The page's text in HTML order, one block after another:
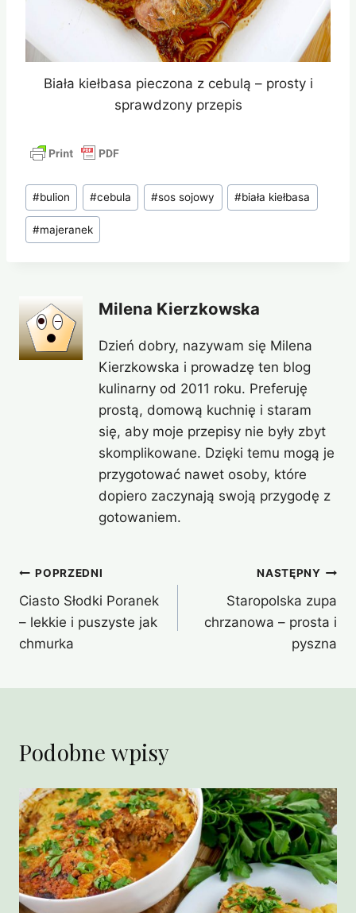
Biała kiełbasa pieczona z cebulą – prosty i
sprawdzony przepis
Tagi
wpisu:
#bulion #cebula #sos sojowy #biała kiełbasa
#majeranek
Milena Kierzkowska
Dzień dobry, nazywam się Milena
Kierzkowska i prowadzę ten blog
kulinarny od 2011 roku. Preferuję
prostą, domową kuchnię i staram
się, aby moje przepisy nie były zbyt
skomplikowane. Dzięki temu mogą je
przygotować nawet osoby, które
dopiero zaczynają swoją przygodę z
gotowaniem.
Nawigacja
wpisu
POPRZEDNI
Ciasto Słodki Poranek
– lekkie i puszyste jak
chmurka
NASTĘPNY
Staropolska zupa
chrzanowa – prosta i
pyszna
Podobne wpisy